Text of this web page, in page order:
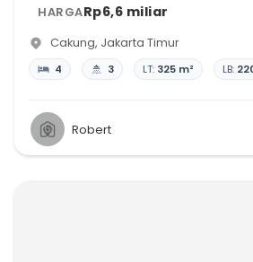
HARGARp6,6 miliar
Cakung, Jakarta Timur
4 3 LT: 325 m² LB:
Robert